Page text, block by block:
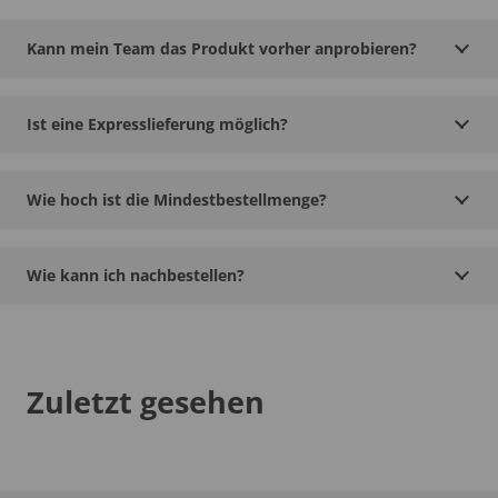
Kann mein Team das Produkt vorher anprobieren?
Ist eine Expresslieferung möglich?
Wie hoch ist die Mindestbestellmenge?
Wie kann ich nachbestellen?
Zuletzt gesehen